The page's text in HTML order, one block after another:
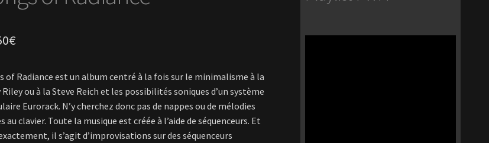
€
of Radiance est un album centré à la fois sur le minimalisme à la
Riley ou à la Steve Reich et les possibilités soniques d’un système
Eurorack. N’y cherchez donc pas de nappes ou de mélodies
au clavier. Toute la musique est créée à l’aide de séquenceurs. Et
il s’agit d’improvisations sur des séquenceurs